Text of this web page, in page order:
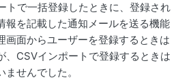
トで一括登録したときに、登録され
報を記載した通知メールを送る機能
画面からユーザーを登録するときは
、CSVインポートで登録するときは
せんでした。